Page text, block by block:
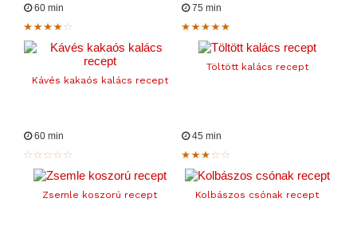
60 min
Kávés kakaós kalács recept
75 min
Töltött kalács recept
60 min
Zsemle koszorú recept
45 min
Kolbászos csónak recept